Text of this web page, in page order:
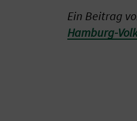
Ein Beitrag
Hamburg-